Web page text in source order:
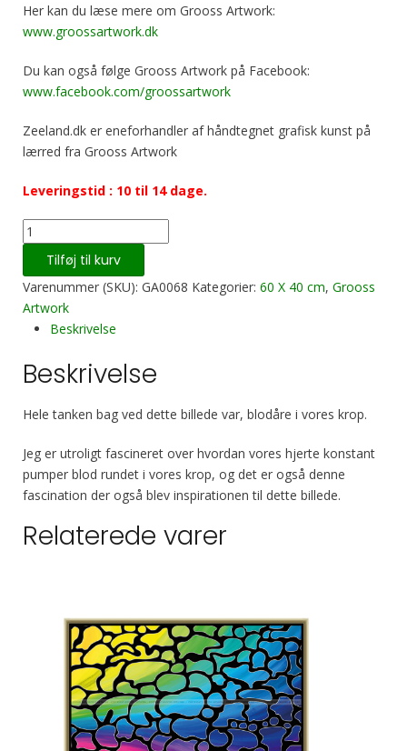
Her kan du læse mere om Grooss Artwork:
www.groossartwork.dk
Du kan også følge Grooss Artwork på Facebook:
www.facebook.com/groossartwork
Zeeland.dk er eneforhandler af håndtegnet grafisk kunst på
lærred fra Grooss Artwork
Leveringstid : 10 til 14 dage.
Hot
and
(60
X
40
antal
Tilføj til kurv
Varenummer (SKU): GA0068 Kategorier: 60 X 40 cm, Grooss
Artwork
Beskrivelse
Beskrivelse
Hele tanken bag ved dette billede var, blodåre i vores krop.
Jeg er utroligt fascineret over hvordan vores hjerte konstant
pumper blod rundet i vores krop, og det er også denne
fascination der også blev inspirationen til dette billede.
Relaterede varer